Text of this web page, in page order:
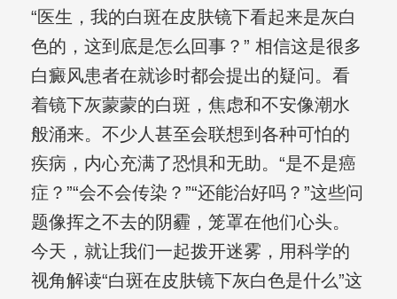
“医生，我的白斑在皮肤镜下看起来是灰白
色的，这到底是怎么回事？” 相信这是很多
白癜风患者在就诊时都会提出的疑问。看
着镜下灰蒙蒙的白斑，焦虑和不安像潮水
般涌来。不少人甚至会联想到各种可怕的
疾病，内心充满了恐惧和无助。“是不是癌
症？”“会不会传染？”“还能治好吗？”这些问
题像挥之不去的阴霾，笼罩在他们心头。
今天，就让我们一起拨开迷雾，用科学的
视角解读“白斑在皮肤镜下灰白色是什么”这